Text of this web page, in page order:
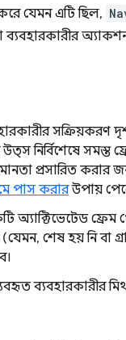
যেমন এটি ছিল,
অ্যাকশন
সক্রিয়করণ
উত্স নির্বিশেষে
প্রসারিত করার
পাস করারউপায়
ফ্রেম
(যেমন, শেষ হয় নি
ব্যবহারকারীর